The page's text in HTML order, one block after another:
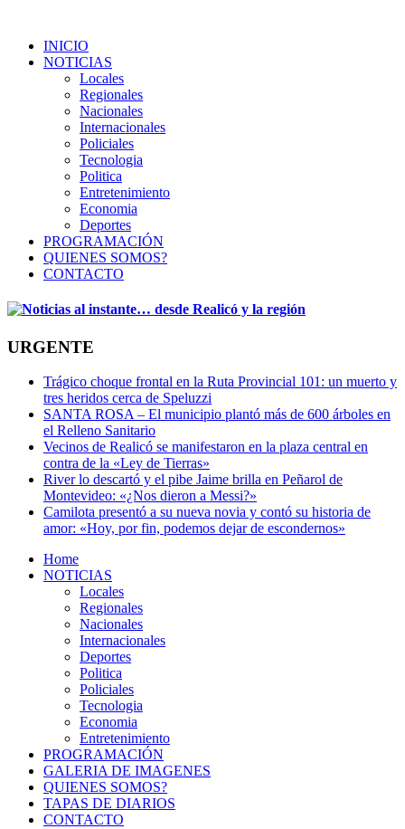
INICIO
NOTICIAS
Locales
Regionales
Nacionales
Internacionales
Policiales
Tecnologia
Politica
Entretenimiento
Economia
Deportes
PROGRAMACIÓN
QUIENES SOMOS?
CONTACTO
URGENTE
Trágico choque frontal en la Ruta Provincial 101: un muerto y
tres heridos cerca de Speluzzi
SANTA ROSA – El municipio plantó más de 600 árboles en
el Relleno Sanitario
Vecinos de Realicó se manifestaron en la plaza central en
contra de la «Ley de Tierras»
River lo descartó y el pibe Jaime brilla en Peñarol de
Montevideo: «¿Nos dieron a Messi?»
Camilota presentó a su nueva novia y contó su historia de
amor: «Hoy, por fin, podemos dejar de escondernos»
Home
NOTICIAS
Locales
Regionales
Nacionales
Internacionales
Deportes
Politica
Policiales
Tecnologia
Economia
Entretenimiento
PROGRAMACIÓN
GALERIA DE IMAGENES
QUIENES SOMOS?
TAPAS DE DIARIOS
CONTACTO